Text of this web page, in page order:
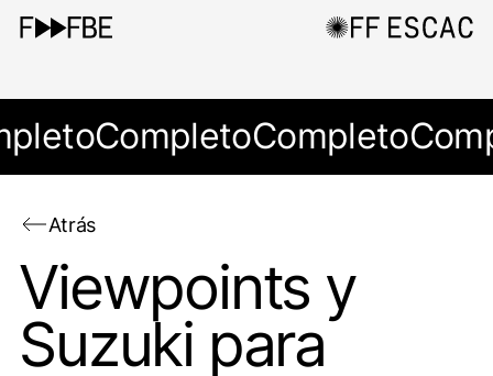
CompletoCompleto
Atrás
Viewpoints y
Suzuki para